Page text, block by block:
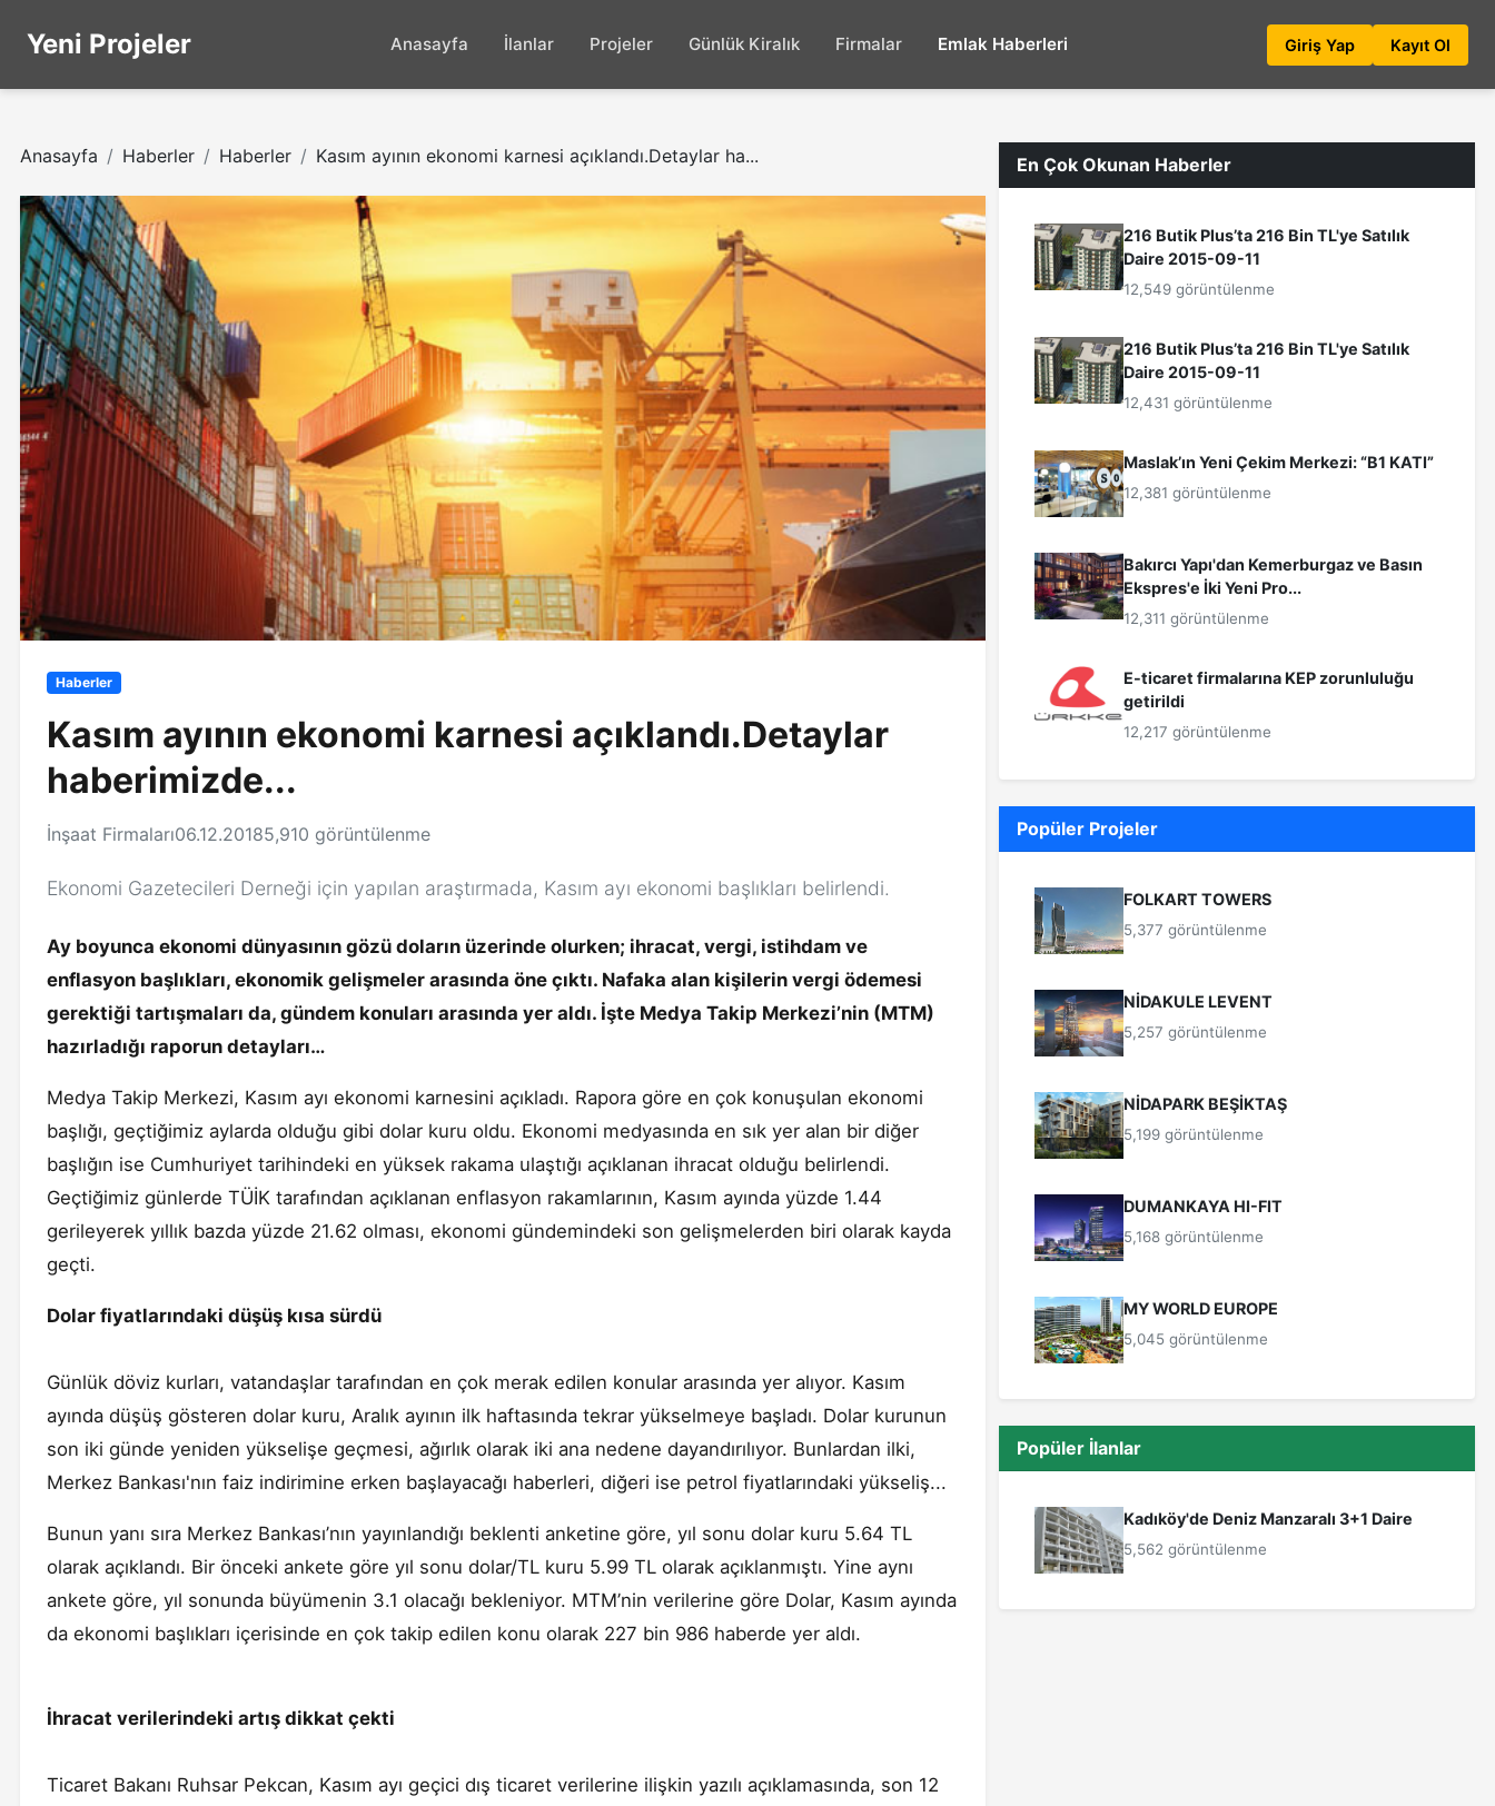
Yeni Projeler Anasayfa İlanlar Projeler Günlük Kiralık Firmalar Emlak Haberleri Giriş Yap Kayıt Ol
Anasayfa Haberler Haberler Kasım ayının ekonomi karnesi açıklandı.Detaylar ha...
Haberler
Kasım ayının ekonomi karnesi açıklandı.Detaylar
haberimizde...
İnşaat Firmaları06.12.20185,910 görüntülenme
Ekonomi Gazetecileri Derneği için yapılan araştırmada, Kasım ayı ekonomi başlıkları belirlendi.
Ay boyunca ekonomi dünyasının gözü doların üzerinde olurken; ihracat, vergi, istihdam ve
enflasyon başlıkları, ekonomik gelişmeler arasında öne çıktı. Nafaka alan kişilerin vergi ödemesi
gerektiği tartışmaları da, gündem konuları arasında yer aldı. İşte Medya Takip Merkezi’nin (MTM)
hazırladığı raporun detayları…
Medya Takip Merkezi, Kasım ayı ekonomi karnesini açıkladı. Rapora göre en çok konuşulan ekonomi
başlığı, geçtiğimiz aylarda olduğu gibi dolar kuru oldu. Ekonomi medyasında en sık yer alan bir diğer
başlığın ise Cumhuriyet tarihindeki en yüksek rakama ulaştığı açıklanan ihracat olduğu belirlendi.
Geçtiğimiz günlerde TÜİK tarafından açıklanan enflasyon rakamlarının, Kasım ayında yüzde 1.44
gerileyerek yıllık bazda yüzde 21.62 olması, ekonomi gündemindeki son gelişmelerden biri olarak kayda
geçti.
Dolar fiyatlarındaki düşüş kısa sürdü
Günlük döviz kurları, vatandaşlar tarafından en çok merak edilen konular arasında yer alıyor. Kasım
ayında düşüş gösteren dolar kuru, Aralık ayının ilk haftasında tekrar yükselmeye başladı. Dolar kurunun
son iki günde yeniden yükselişe geçmesi, ağırlık olarak iki ana nedene dayandırılıyor. Bunlardan ilki,
Merkez Bankası'nın faiz indirimine erken başlayacağı haberleri, diğeri ise petrol fiyatlarındaki yükseliş...
Bunun yanı sıra Merkez Bankası’nın yayınlandığı beklenti anketine göre, yıl sonu dolar kuru 5.64 TL
olarak açıklandı. Bir önceki ankete göre yıl sonu dolar/TL kuru 5.99 TL olarak açıklanmıştı. Yine aynı
ankete göre, yıl sonunda büyümenin 3.1 olacağı bekleniyor. MTM’nin verilerine göre Dolar, Kasım ayında
da ekonomi başlıkları içerisinde en çok takip edilen konu olarak 227 bin 986 haberde yer aldı.
İhracat verilerindeki artış dikkat çekti
Ticaret Bakanı Ruhsar Pekcan, Kasım ayı geçici dış ticaret verilerine ilişkin yazılı açıklamasında, son 12
En Çok Okunan Haberler
216 Butik Plus’ta 216 Bin TL'ye Satılık
Daire 2015-09-11
12,549 görüntülenme
216 Butik Plus’ta 216 Bin TL'ye Satılık
Daire 2015-09-11
12,431 görüntülenme
Maslak’ın Yeni Çekim Merkezi: “B1 KATI”
12,381 görüntülenme
Bakırcı Yapı'dan Kemerburgaz ve Basın
Ekspres'e İki Yeni Pro...
12,311 görüntülenme
E-ticaret firmalarına KEP zorunluluğu
getirildi
12,217 görüntülenme
Popüler Projeler
FOLKART TOWERS
5,377 görüntülenme
NİDAKULE LEVENT
5,257 görüntülenme
NİDAPARK BEŞİKTAŞ
5,199 görüntülenme
DUMANKAYA HI-FIT
5,168 görüntülenme
MY WORLD EUROPE
5,045 görüntülenme
Popüler İlanlar
Kadıköy'de Deniz Manzaralı 3+1 Daire
5,562 görüntülenme